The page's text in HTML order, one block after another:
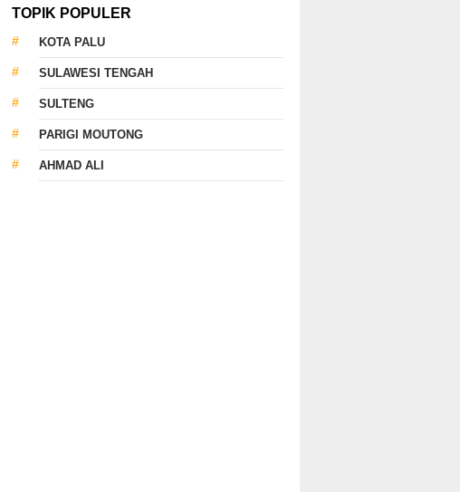
TOPIK POPULER
KOTA PALU
SULAWESI TENGAH
SULTENG
PARIGI MOUTONG
AHMAD ALI